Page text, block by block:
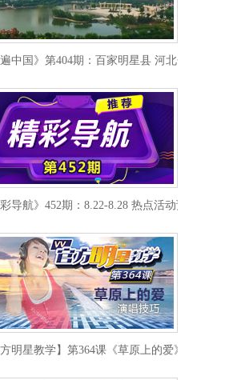
遍中国》第404期：百家明星县 河北辛集
彩导航》452期：8.22-8.28 热点活动预报
方明星教学】第364课《草原上的爱》演唱技巧